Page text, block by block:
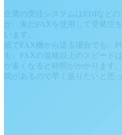
企業の受注システムはEDIなどの
が、未だFAXを使用して受発注
います。
紙でFAX機から送る場合でも、
も、FAXの規格以上のスピード
が多くなると時間がかかります
間があるので早く送りたいと思